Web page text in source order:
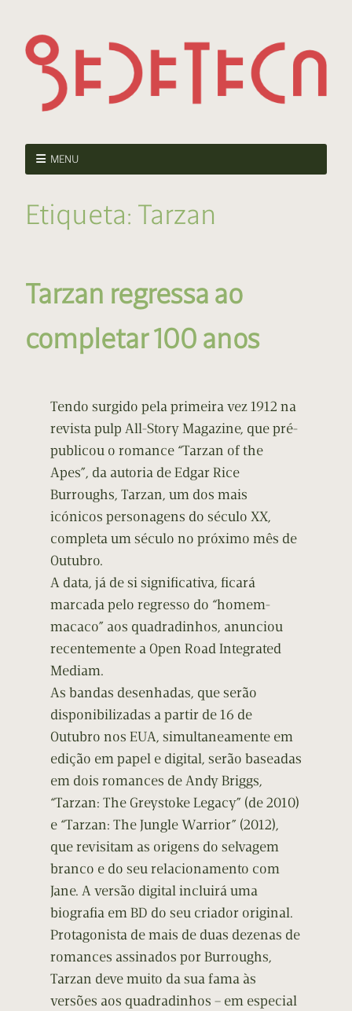
MENU
Etiqueta: Tarzan
Tarzan regressa ao
completar 100 anos
Tendo surgido pela primeira vez 1912 na
revista pulp All-Story Magazine, que pré-
publicou o romance “Tarzan of the
Apes”, da autoria de Edgar Rice
Burroughs, Tarzan, um dos mais
icónicos personagens do século XX,
completa um século no próximo mês de
Outubro.
A data, já de si significativa, ficará
marcada pelo regresso do “homem-
macaco” aos quadradinhos, anunciou
recentemente a Open Road Integrated
Mediam.
As bandas desenhadas, que serão
disponibilizadas a partir de 16 de
Outubro nos EUA, simultaneamente em
edição em papel e digital, serão baseadas
em dois romances de Andy Briggs,
“Tarzan: The Greystoke Legacy” (de 2010)
e “Tarzan: The Jungle Warrior” (2012),
que revisitam as origens do selvagem
branco e do seu relacionamento com
Jane. A versão digital incluirá uma
biografia em BD do seu criador original.
Protagonista de mais de duas dezenas de
romances assinados por Burroughs,
Tarzan deve muito da sua fama às
versões aos quadradinhos – em especial